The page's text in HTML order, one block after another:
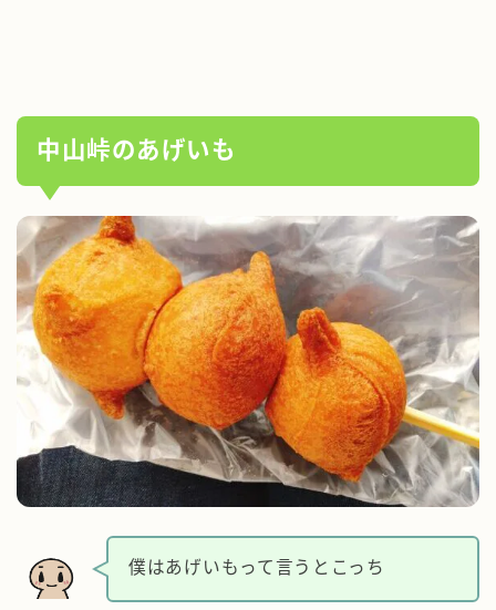
中山峠のあげいも
僕はあげいもって言うとこっち